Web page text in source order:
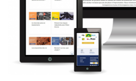
Mein
Konto
Mein
Wagen